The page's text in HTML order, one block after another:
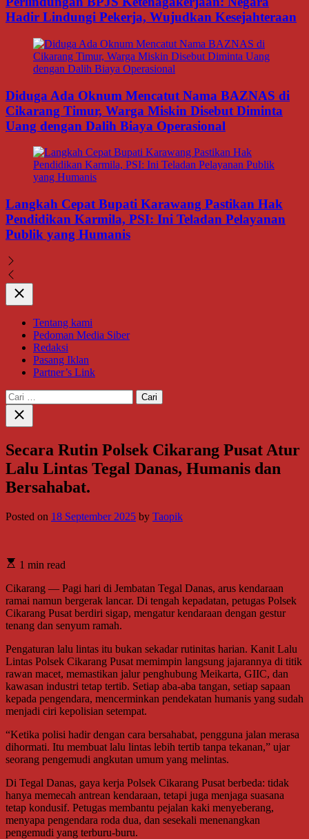
Hadir Lindungi Pekerja, Wujudkan Kesejahteraan
Diduga Ada Oknum Mencatut Nama BAZNAS di
Cikarang Timur, Warga Miskin Disebut Diminta
Uang dengan Dalih Biaya Operasional
Langkah Cepat Bupati Karawang Pastikan Hak
Pendidikan Karmila, PSI: Ini Teladan Pelayanan
Publik yang Humanis
Close
Tentang kami
Pedoman Media Siber
Redaksi
Pasang Iklan
Partner’s Link
Cari
untuk:
Close
search
Secara Rutin Polsek Cikarang Pusat Atur
Lalu Lintas Tegal Danas, Humanis dan
Bersahabat.
Posted on 18 September 2025 by Taopik
1 min read
Cikarang — Pagi hari di Jembatan Tegal Danas, arus kendaraan
ramai namun bergerak lancar. Di tengah kepadatan, petugas Polsek
Cikarang Pusat berdiri sigap, mengatur kendaraan dengan gestur
tenang dan senyum ramah.
Pengaturan lalu lintas itu bukan sekadar rutinitas harian. Kanit Lalu
Lintas Polsek Cikarang Pusat memimpin langsung jajarannya di titik
rawan macet, memastikan jalur penghubung Meikarta, GIIC, dan
kawasan industri tetap tertib. Setiap aba-aba tangan, setiap sapaan
kepada pengendara, mencerminkan pendekatan humanis yang sudah
menjadi ciri kepolisian setempat.
“Ketika polisi hadir dengan cara bersahabat, pengguna jalan merasa
dihormati. Itu membuat lalu lintas lebih tertib tanpa tekanan,” ujar
seorang pengemudi angkutan umum yang melintas.
Di Tegal Danas, gaya kerja Polsek Cikarang Pusat berbeda: tidak
hanya memecah antrean kendaraan, tetapi juga menjaga suasana
tetap kondusif. Petugas membantu pejalan kaki menyeberang,
menyapa pengendara roda dua, dan sesekali menenangkan
pengemudi yang terburu-buru.